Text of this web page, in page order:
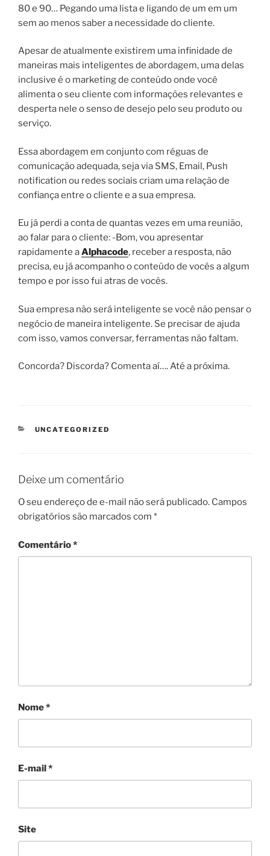
80 e 90… Pegando uma lista e ligando de um em um
sem ao menos saber a necessidade do cliente.
Apesar de atualmente existirem uma infinidade de
maneiras mais inteligentes de abordagem, uma delas
inclusive é o marketing de conteúdo onde você
alimenta o seu cliente com informações relevantes e
desperta nele o senso de desejo pelo seu produto ou
serviço.
Essa abordagem em conjunto com réguas de
comunicação adequada, seja via SMS, Email, Push
notification ou redes sociais criam uma relação de
confiança entre o cliente e a sua empresa.
Eu já perdi a conta de quantas vezes em uma reunião,
ao falar para o cliente: -Bom, vou apresentar
rapidamente aAlphacode, receber a resposta, não
precisa, eu já acompanho o conteúdo de vocês a algum
tempo e por isso fui atras de vocês.
Sua empresa não será inteligente se você não pensar o
negócio de maneira inteligente. Se precisar de ajuda
com isso, vamos conversar, ferramentas não faltam.
Concorda? Discorda? Comenta aí…. Até a próxima.
CATEGORIAS
UNCATEGORIZED
Deixe um comentário
O seu endereço de e-mail não será publicado. Campos
obrigatórios são marcados com *
Comentário*
Nome*
E-mail*
Site